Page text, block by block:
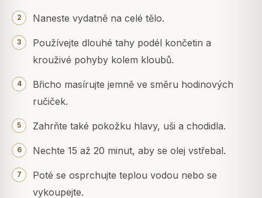
Naneste vydatně na celé tělo.
Používejte dlouhé tahy podél končetin a
krouživé pohyby kolem kloubů.
Břicho masírujte jemně ve směru hodinových
ručiček.
Zahrňte také pokožku hlavy, uši a chodidla.
Nechte 15 až 20 minut, aby se olej vstřebal.
Poté se osprchujte teplou vodou nebo se
vykoupejte.